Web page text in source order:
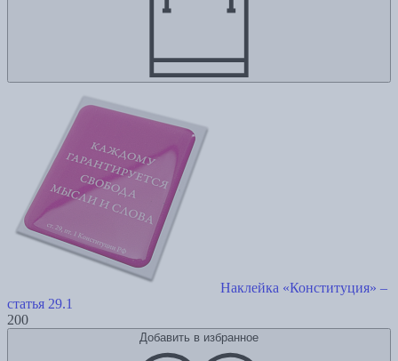
Наклейка «Конституция» –
статья 29.1
200
Добавить в избранное